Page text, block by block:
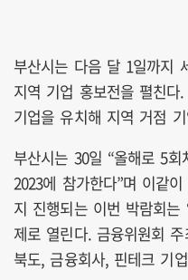
부산시는 다음 달 1일까지
지역 기업 홍보전을 펼친
기업을 유치해 지역 거점
부산시는 30일 “올해로 5
2023에 참가한다”며 이같
지 진행되는 이번 박람회는
제로 열린다. 금융위원회
북도, 금융회사, 핀테크 기